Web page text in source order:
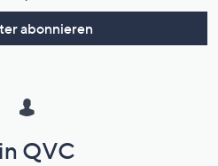
abonnieren
QVC